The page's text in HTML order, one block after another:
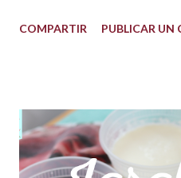
propiedad de solidificarse al
auténtica maravilla. Se lo
formas con el mismo
es una crema que tiene una
COMPARTIR PUBLICAR UN